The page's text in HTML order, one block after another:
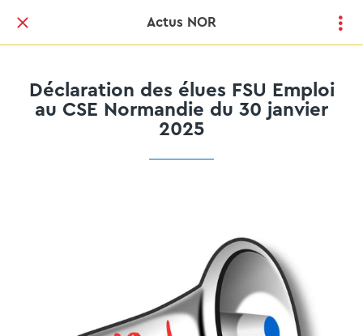
Actus NOR
Déclaration des élues FSU Emploi
au CSE Normandie du 30 janvier
2025